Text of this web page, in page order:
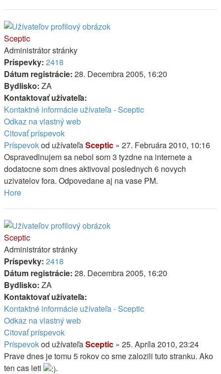
Sceptic
Administrátor stránky
Príspevky: 2418
Dátum registrácie: 28. Decembra 2005, 16:20
Bydlisko: ZA
Kontaktovať užívateľa:
Kontaktné informácie užívateľa - Sceptic
Odkaz na vlastný web
Citovať príspevok
Príspevokod užívateľaSceptic » 27. Februára 2010, 10:16
Ospravedlnujem sa nebol som 3 tyzdne na internete a
dodatocne som dnes aktivoval poslednych 6 novych
uzivatelov fora. Odpovedane aj na vase PM.
Hore
Sceptic
Administrátor stránky
Príspevky: 2418
Dátum registrácie: 28. Decembra 2005, 16:20
Bydlisko: ZA
Kontaktovať užívateľa:
Kontaktné informácie užívateľa - Sceptic
Odkaz na vlastný web
Citovať príspevok
Príspevokod užívateľaSceptic » 25. Apríla 2010, 23:24
Prave dnes je tomu 5 rokov co sme zalozili tuto stranku. Ako
ten cas leti
.